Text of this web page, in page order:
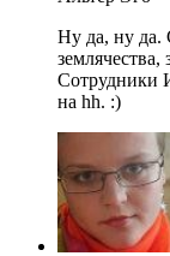
Ну да, ну да.
Сотрудники
на hh. :)